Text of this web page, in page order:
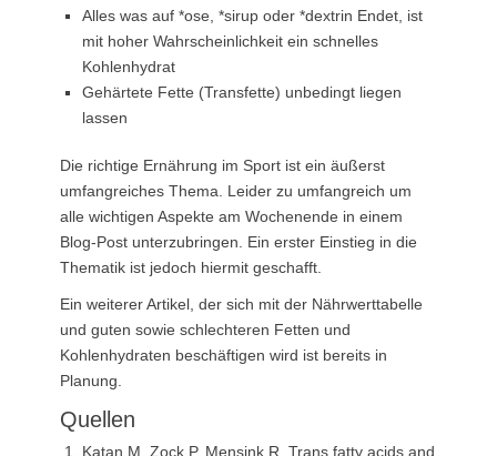
Alles was auf *ose, *sirup oder *dextrin Endet, ist
mit hoher Wahrscheinlichkeit ein schnelles
Kohlenhydrat
Gehärtete Fette (Transfette) unbedingt liegen
lassen
Die richtige Ernährung im Sport ist ein äußerst
umfangreiches Thema. Leider zu umfangreich um
alle wichtigen Aspekte am Wochenende in einem
Blog-Post unterzubringen. Ein erster Einstieg in die
Thematik ist jedoch hiermit geschafft.
Ein weiterer Artikel, der sich mit der Nährwerttabelle
und guten sowie schlechteren Fetten und
Kohlenhydraten beschäftigen wird ist bereits in
Planung.
Quellen
Katan M, Zock P, Mensink R. Trans fatty acids and